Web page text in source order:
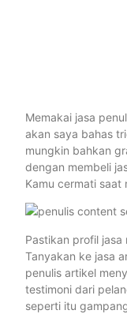
Memakai jasa
akan saya bahas
mungkin bahkan
dengan membeli
Kamu cermati saat
Pastikan profil
Tanyakan ke jasa
penulis artikel
testimoni dari
seperti itu